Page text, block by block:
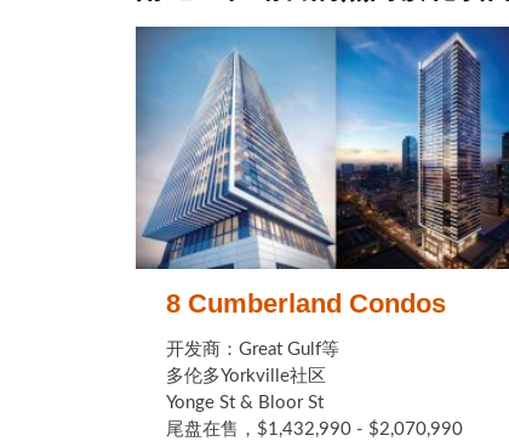
8 Cumberland Condos
开发商：Great Gulf等
多伦多Yorkville社区
Yonge St & Bloor St
尾盘在售，$1,432,990 - $2,070,990